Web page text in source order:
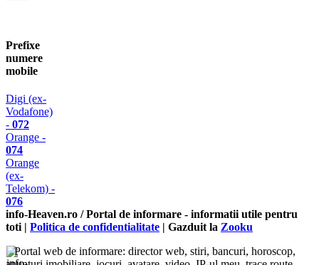
Prefixe
numere
mobile
Digi (ex-
Vodafone)
- 072
Orange -
074
Orange
(ex-
Telekom) -
076
info-Heaven.ro / Portal de informare - informatii utile pentru
toti | Politica de confidentialitate | Gazduit la Zooku
Portal web de informare: director web, stiri, bancuri, horoscop,